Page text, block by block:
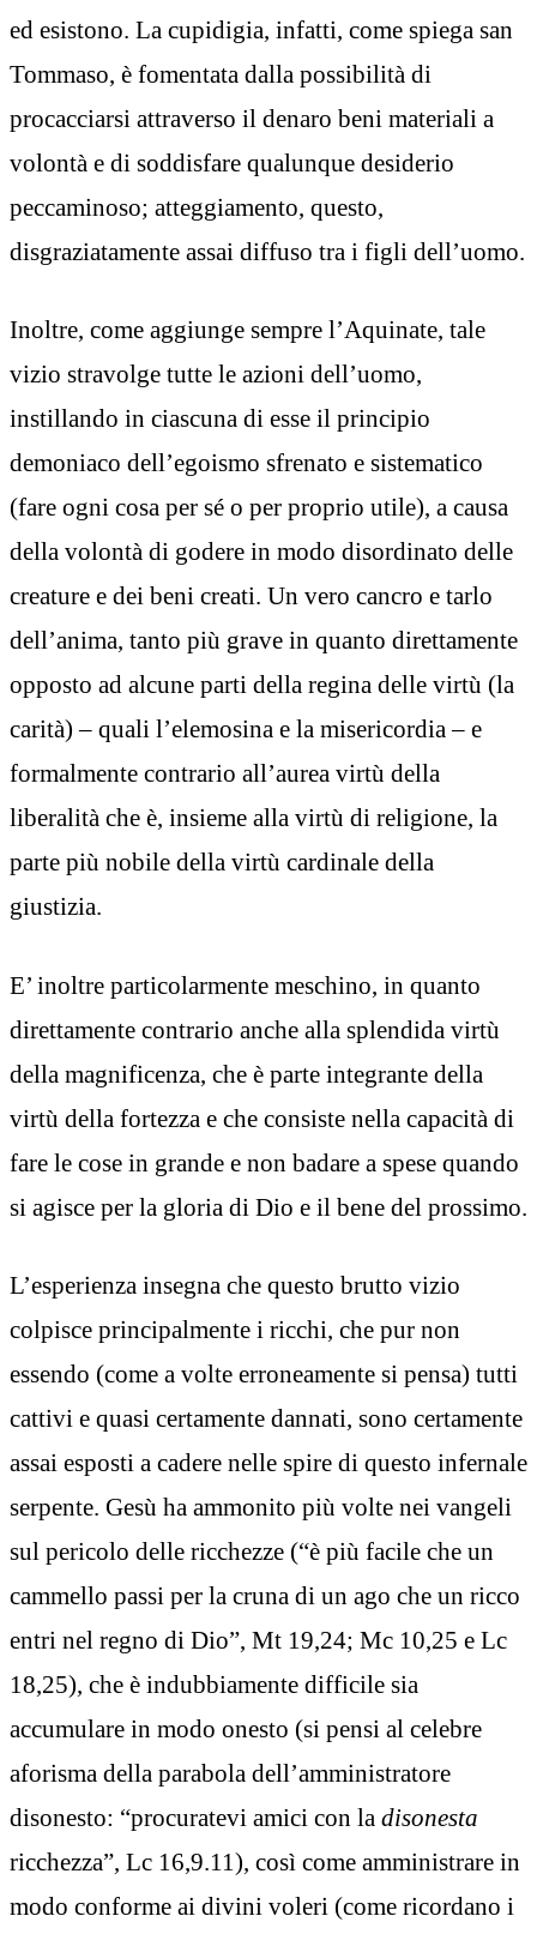
ed esistono. La cupidigia, infatti, come spiega san
Tommaso, è fomentata dalla possibilità di
procacciarsi attraverso il denaro beni materiali a
volontà e di soddisfare qualunque desiderio
peccaminoso; atteggiamento, questo,
disgraziatamente assai diffuso tra i figli dell’uomo.
Inoltre, come aggiunge sempre l’Aquinate, tale
vizio stravolge tutte le azioni dell’uomo,
instillando in ciascuna di esse il principio
demoniaco dell’egoismo sfrenato e sistematico
(fare ogni cosa per sé o per proprio utile), a causa
della volontà di godere in modo disordinato delle
creature e dei beni creati. Un vero cancro e tarlo
dell’anima, tanto più grave in quanto direttamente
opposto ad alcune parti della regina delle virtù (la
carità) – quali l’elemosina e la misericordia – e
formalmente contrario all’aurea virtù della
liberalità che è, insieme alla virtù di religione, la
parte più nobile della virtù cardinale della
giustizia.
E’ inoltre particolarmente meschino, in quanto
direttamente contrario anche alla splendida virtù
della magnificenza, che è parte integrante della
virtù della fortezza e che consiste nella capacità di
fare le cose in grande e non badare a spese quando
si agisce per la gloria di Dio e il bene del prossimo.
L’esperienza insegna che questo brutto vizio
colpisce principalmente i ricchi, che pur non
essendo (come a volte erroneamente si pensa) tutti
cattivi e quasi certamente dannati, sono certamente
assai esposti a cadere nelle spire di questo infernale
serpente. Gesù ha ammonito più volte nei vangeli
sul pericolo delle ricchezze (“è più facile che un
cammello passi per la cruna di un ago che un ricco
entri nel regno di Dio”, Mt 19,24; Mc 10,25 e Lc
18,25), che è indubbiamente difficile sia
accumulare in modo onesto (si pensi al celebre
aforisma della parabola dell’amministratore
disonesto: “procuratevi amici con la disonesta
ricchezza”, Lc 16,9.11), così come amministrare in
modo conforme ai divini voleri (come ricordano i